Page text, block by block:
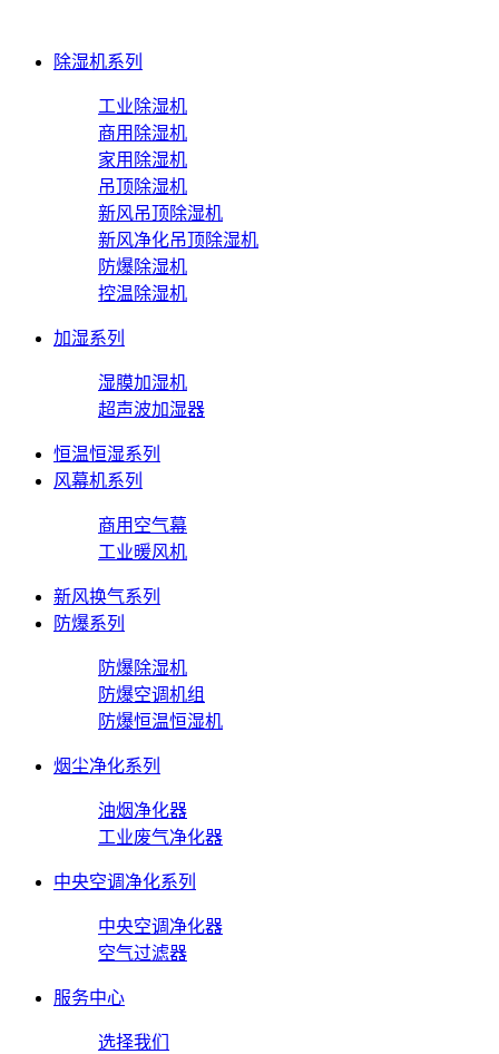
除湿机系列
工业除湿机
商用除湿机
家用除湿机
吊顶除湿机
新风吊顶除湿机
新风净化吊顶除湿机
防爆除湿机
控温除湿机
加湿系列
湿膜加湿机
超声波加湿器
恒温恒湿系列
风幕机系列
商用空气幕
工业暖风机
新风换气系列
防爆系列
防爆除湿机
防爆空调机组
防爆恒温恒湿机
烟尘净化系列
油烟净化器
工业废气净化器
中央空调净化系列
中央空调净化器
空气过滤器
服务中心
选择我们